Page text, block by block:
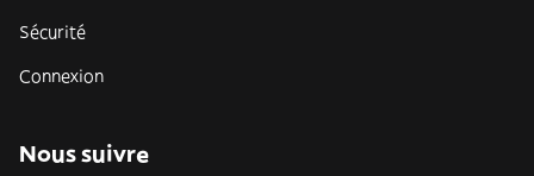
Sécurité
Connexion
Nous suivre